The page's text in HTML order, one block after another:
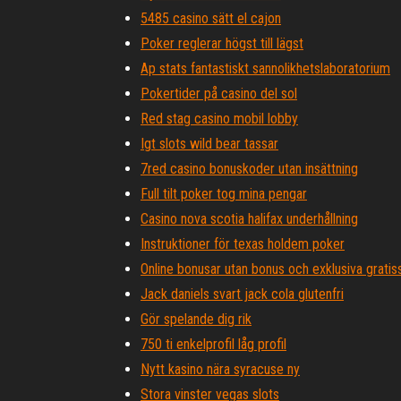
5485 casino sätt el cajon
Poker reglerar högst till lägst
Ap stats fantastiskt sannolikhetslaboratorium
Pokertider på casino del sol
Red stag casino mobil lobby
Igt slots wild bear tassar
7red casino bonuskoder utan insättning
Full tilt poker tog mina pengar
Casino nova scotia halifax underhållning
Instruktioner för texas holdem poker
Online bonusar utan bonus och exklusiva
Jack daniels svart jack cola glutenfri
Gör spelande dig rik
750 ti enkelprofil låg profil
Nytt kasino nära syracuse ny
Stora vinster vegas slots